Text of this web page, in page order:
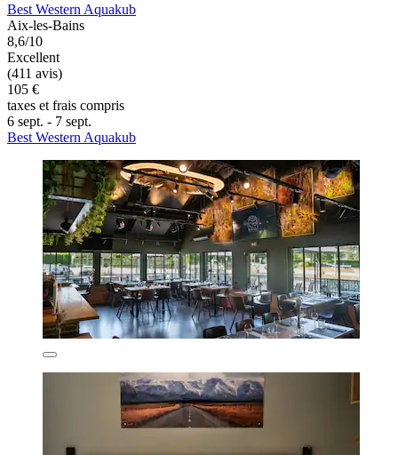
Best Western Aquakub
Aix-les-Bains
8,6/10
Excellent
(411 avis)
105 €
taxes et frais compris
6 sept. - 7 sept.
Best Western Aquakub